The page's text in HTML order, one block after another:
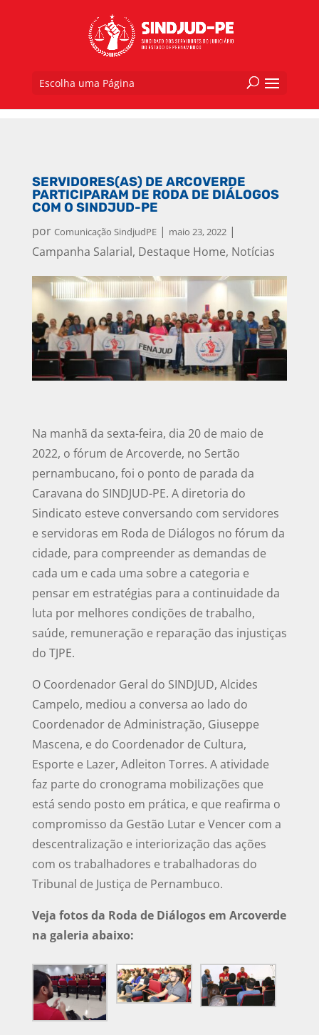
Escolha uma Página
SERVIDORES(AS) DE ARCOVERDE
PARTICIPARAM DE RODA DE DIÁLOGOS
COM O SINDJUD-PE
por Comunicação SindjudPE| maio 23, 2022|
Campanha Salarial, Destaque Home, Notícias
Na manhã da sexta-feira, dia 20 de maio de
2022, o fórum de Arcoverde, no Sertão
pernambucano, foi o ponto de parada da
Caravana do SINDJUD-PE. A diretoria do
Sindicato esteve conversando com servidores
e servidoras em Roda de Diálogos no fórum da
cidade, para compreender as demandas de
cada um e cada uma sobre a categoria e
pensar em estratégias para a continuidade da
luta por melhores condições de trabalho,
saúde, remuneração e reparação das injustiças
do TJPE.
O Coordenador Geral do SINDJUD, Alcides
Campelo, mediou a conversa ao lado do
Coordenador de Administração, Giuseppe
Mascena, e do Coordenador de Cultura,
Esporte e Lazer, Adleiton Torres. A atividade
faz parte do cronograma mobilizações que
está sendo posto em prática, e que reafirma o
compromisso da Gestão Lutar e Vencer com a
descentralização e interiorização das ações
com os trabalhadores e trabalhadoras do
Tribunal de Justiça de Pernambuco.
Veja fotos da Roda de Diálogos em Arcoverde
na galeria abaixo: